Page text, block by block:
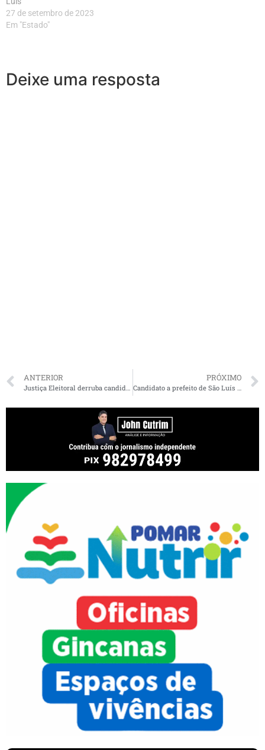
27 de setembro de 2023
Em "Estado"
Deixe uma resposta
ANTERIOR
Justiça Eleitoral derruba candidatura de João Martins em Bequimão
PRÓXIMO
Candidato a prefeito de São Luís diz que vacina obrigatória só pros seus cachorros: “vão ter que me amarrar”